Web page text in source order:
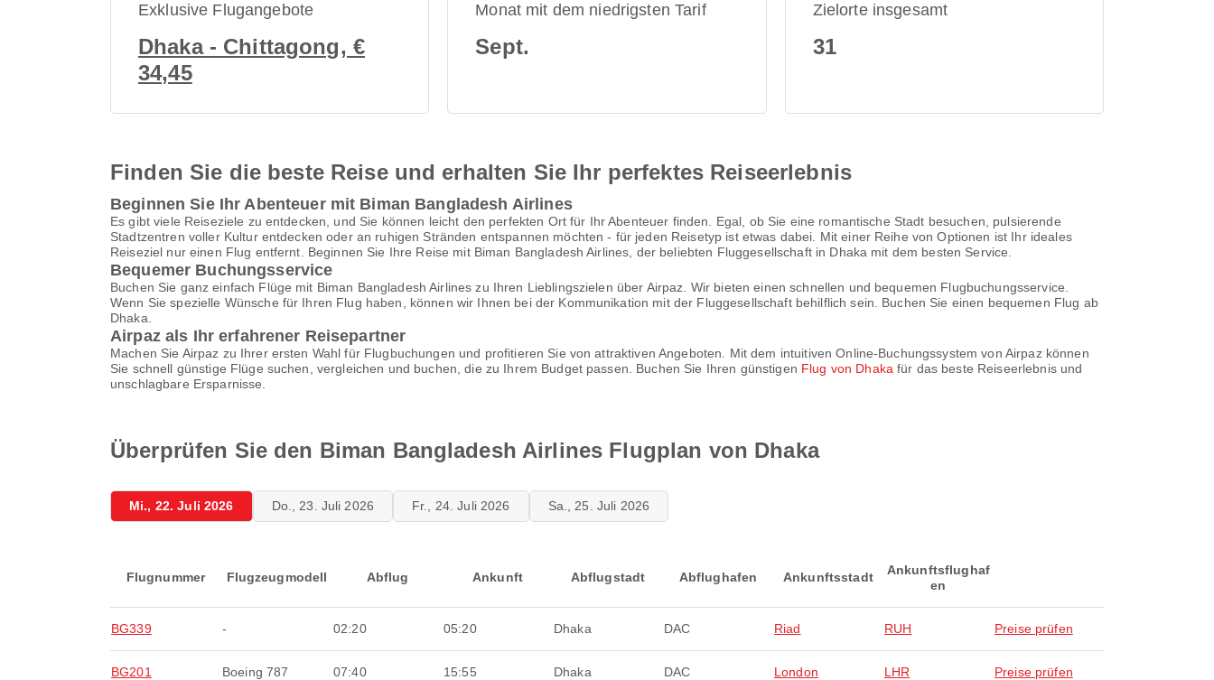
Exklusive Flugangebote
Dhaka - Chittagong, €
34,45
Monat mit dem niedrigsten Tarif
Sept.
Zielorte insgesamt
31
Finden Sie die beste Reise und erhalten Sie Ihr perfektes Reiseerlebnis
Beginnen Sie Ihr Abenteuer mit Biman Bangladesh Airlines
Es gibt viele Reiseziele zu entdecken, und Sie können leicht den perfekten Ort für Ihr Abenteuer finden. Egal, ob Sie eine romantische Stadt besuchen, pulsierende
Stadtzentren voller Kultur entdecken oder an ruhigen Stränden entspannen möchten - für jeden Reisetyp ist etwas dabei. Mit einer Reihe von Optionen ist Ihr ideales
Reiseziel nur einen Flug entfernt. Beginnen Sie Ihre Reise mit Biman Bangladesh Airlines, der beliebten Fluggesellschaft in Dhaka mit dem besten Service.
Bequemer Buchungsservice
Buchen Sie ganz einfach Flüge mit Biman Bangladesh Airlines zu Ihren Lieblingszielen über Airpaz. Wir bieten einen schnellen und bequemen Flugbuchungsservice.
Wenn Sie spezielle Wünsche für Ihren Flug haben, können wir Ihnen bei der Kommunikation mit der Fluggesellschaft behilflich sein. Buchen Sie einen bequemen Flug ab
Dhaka.
Airpaz als Ihr erfahrener Reisepartner
Machen Sie Airpaz zu Ihrer ersten Wahl für Flugbuchungen und profitieren Sie von attraktiven Angeboten. Mit dem intuitiven Online-Buchungssystem von Airpaz können
Sie schnell günstige Flüge suchen, vergleichen und buchen, die zu Ihrem Budget passen. Buchen Sie Ihren günstigen Flug von Dhaka für das beste Reiseerlebnis und
unschlagbare Ersparnisse.
Überprüfen Sie den Biman Bangladesh Airlines Flugplan von Dhaka
Mi., 22. Juli 2026 Do., 23. Juli 2026 Fr., 24. Juli 2026 Sa., 25. Juli 2026
Flugnummer Flugzeugmodell Abflug Ankunft Abflugstadt Abflughafen Ankunftsstadt
Ankunftsflughaf
en
BG339 - 02:20 05:20 Dhaka DAC Riad RUH Preise prüfen
BG201 Boeing 787 07:40 15:55 Dhaka DAC London LHR Preise prüfen